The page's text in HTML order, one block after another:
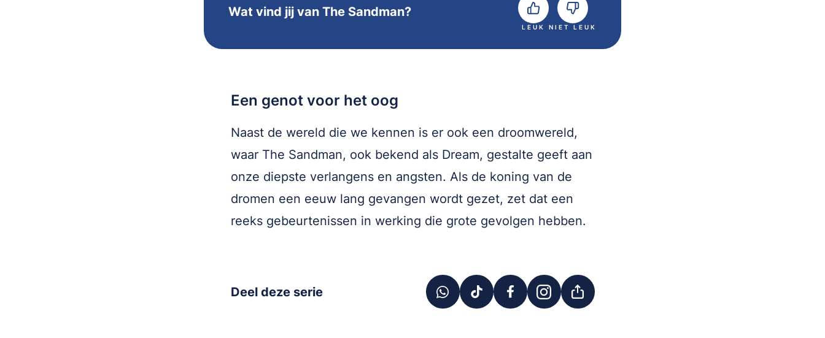
Wat vind jij van The Sandman?
LEUK NIET LEUK
Een genot voor het oog
Naast de wereld die we kennen is er ook een droomwereld,
waar The Sandman, ook bekend als Dream, gestalte geeft aan
onze diepste verlangens en angsten. Als de koning van de
dromen een eeuw lang gevangen wordt gezet, zet dat een
reeks gebeurtenissen in werking die grote gevolgen hebben.
Deel deze serie